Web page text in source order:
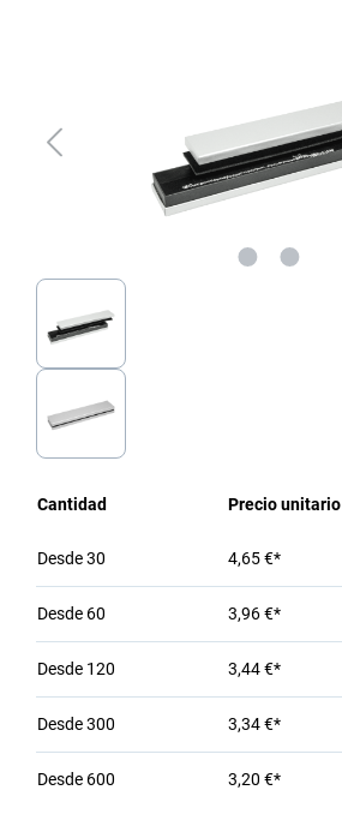
Cantidad Precio unitario
Desde30 4,65 €*
Desde 60 3,96 €*
Desde 120 3,44 €*
Desde300 3,34 €*
Desde 600 3,20 €*